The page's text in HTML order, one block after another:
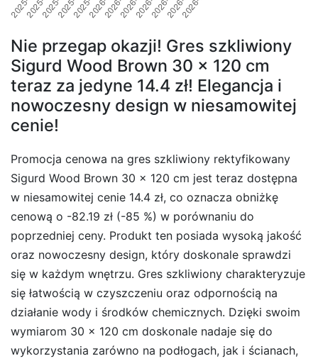
Nie przegap okazji! Gres szkliwiony
Sigurd Wood Brown 30 x 120 cm
teraz za jedyne 14.4 zł! Elegancja i
nowoczesny design w niesamowitej
cenie!
Promocja cenowa na gres szkliwiony rektyfikowany
Sigurd Wood Brown 30 x 120 cm jest teraz dostępna
w niesamowitej cenie 14.4 zł, co oznacza obniżkę
cenową o -82.19 zł (-85 %) w porównaniu do
poprzedniej ceny. Produkt ten posiada wysoką jakość
oraz nowoczesny design, który doskonale sprawdzi
się w każdym wnętrzu. Gres szkliwiony charakteryzuje
się łatwością w czyszczeniu oraz odpornością na
działanie wody i środków chemicznych. Dzięki swoim
wymiarom 30 x 120 cm doskonale nadaje się do
wykorzystania zarówno na podłogach, jak i ścianach,